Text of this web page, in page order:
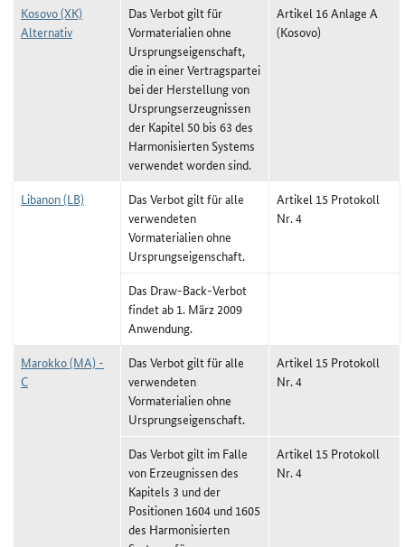
Kosovo (XK)
Alternativ
Das Verbot gilt für
Vormaterialien ohne
Ursprungseigenschaft,
die in einer Vertragspartei
bei der Herstellung von
Ursprungserzeugnissen
der Kapitel 50 bis 63 des
Harmonisierten Systems
verwendet worden sind.
Artikel 16 Anlage A
(Kosovo)
Libanon (LB)
Das Verbot gilt für alle
verwendeten
Vormaterialien ohne
Ursprungseigenschaft.
Artikel 15 Protokoll
Nr. 4
Das Draw-Back-Verbot
findet ab 1. März 2009
Anwendung.
Marokko (MA) -
C
Das Verbot gilt für alle
verwendeten
Vormaterialien ohne
Ursprungseigenschaft.
Artikel 15 Protokoll
Nr. 4
Das Verbot gilt im Falle
von Erzeugnissen des
Kapitels 3 und der
Positionen 1604 und 1605
des Harmonisierten
Artikel 15 Protokoll
Nr. 4